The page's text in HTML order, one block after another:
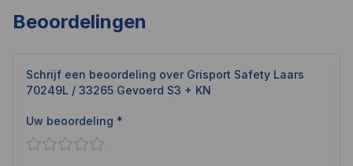
Beoordelingen
Schrijf een beoordeling over Grisport Safety Laars
70249L / 33265 Gevoerd S3 + KN
Uw beoordeling *